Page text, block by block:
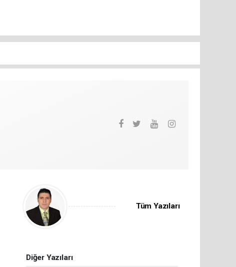
Tüm Yazıları
Diğer Yazıları